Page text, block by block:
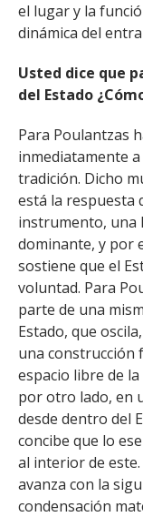
el lugar y la
dinámica del
Usted dice que
del Estado
Para Poulantzas
inmediatamente
tradición. Dicho
está la respuesta
instrumento, una
dominante, y por
sostiene que el
voluntad. Para
parte de una
Estado, que
una construcción
espacio libre de
por otro lado, en
desde dentro del
concibe que lo
al interior de
avanza con la
condensación